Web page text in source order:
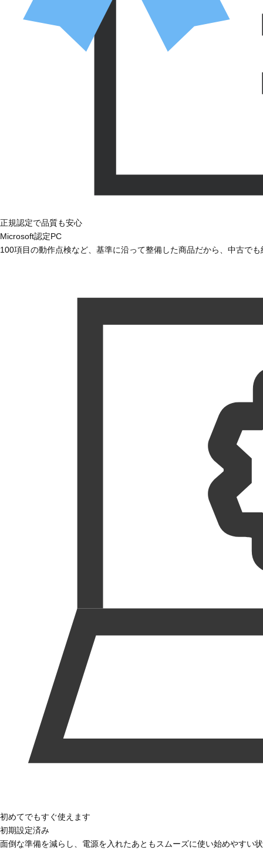
正規認定で品質も安心
Microsoft認定PC
100項目の動作点検など、基準に沿って整備した商品だから、中古で
初めてでもすぐ使えます
初期設定済み
面倒な準備を減らし、電源を入れたあともスムーズに使い始めやすい